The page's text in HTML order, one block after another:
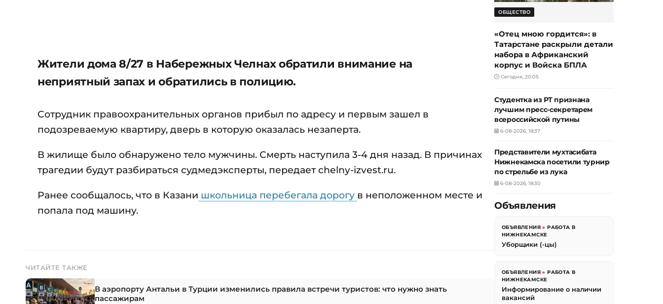
Жители дома 8/27 в Набережных Челнах обратили внимание на
неприятный запах и обратились в полицию.
Сотрудник правоохранительных органов прибыл по адресу и первым зашел в
подозреваемую квартиру, дверь в которую оказалась незаперта.
В жилище было обнаружено тело мужчины. Смерть наступила 3-4 дня назад. В причинах
трагедии будут разбираться судмедэксперты, передает chelny-izvest.ru.
Ранее сообщалось, что в Казани школьница перебегала дорогу в неположенном месте и
попала под машину.
ЧИТАЙТЕ ТАКЖЕ
В аэропорту Антальи в Турции изменились правила встречи туристов: что нужно знать
пассажирам
ОБЩЕСТВО
«Отец мною гордится»: в
Татарстане раскрыли детали
набора в Африканский
корпус и Войска БПЛА
Сегодня, 20:05
Студентка из РТ признана
лучшим пресс-секретарем
всероссийской путины
6-08-2026, 18:37
Представители мухтасибата
Нижнекамска посетили турнир
по стрельбе из лука
6-08-2026, 18:30
Объявления
ОБЪЯВЛЕНИЯ »РАБОТА В
НИЖНЕКАМСКЕ
Уборщики (-цы)
ОБЪЯВЛЕНИЯ »РАБОТА В
НИЖНЕКАМСКЕ
Информирование о наличии
вакансий